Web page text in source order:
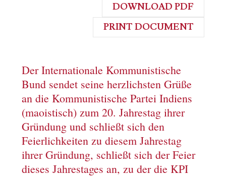
DOWNLOAD PDF
PRINT DOCUMENT
Der Internationale Kommunistische
Bund sendet seine herzlichsten Grüße
an die Kommunistische Partei Indiens
(maoistisch) zum 20. Jahrestag ihrer
Gründung und schließt sich den
Feierlichkeiten zu diesem Jahrestag
ihrer Gründung, schließt sich der Feier
dieses Jahrestages an, zu der die KPI